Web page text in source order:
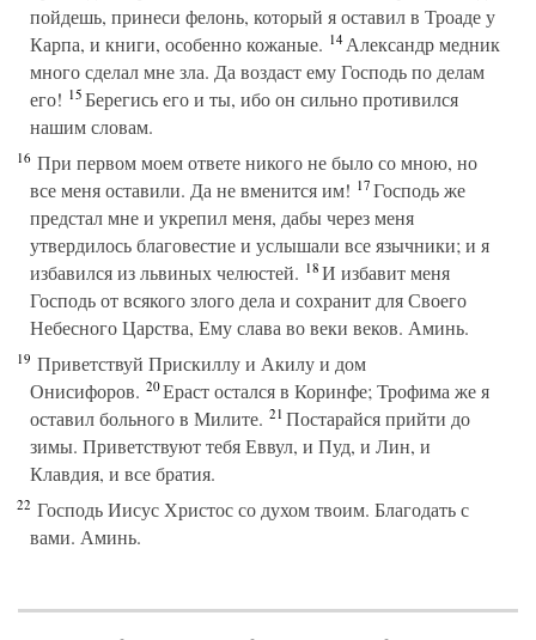
пойдешь, принеси фелонь, который я оставил в Троаде у
Карпа, и книги, особенно кожаные. 14Александр медник
много сделал мне зла. Да воздаст ему Господь по делам
его! 15Берегись его и ты, ибо он сильно противился
нашим словам.
16 При первом моем ответе никого не было со мною, но
все меня оставили. Да не вменится им! 17Господь же
предстал мне и укрепил меня, дабы через меня
утвердилось благовестие и услышали все язычники; и я
избавился из львиных челюстей. 18И избавит меня
Господь от всякого злого дела и сохранит для Своего
Небесного Царства, Ему слава во веки веков. Аминь.
19 Приветствуй Прискиллу и Акилу и дом
Онисифоров. 20Ераст остался в Коринфе; Трофима же я
оставил больного в Милите. 21Постарайся прийти до
зимы. Приветствуют тебя Еввул, и Пуд, и Лин, и
Клавдия, и все братия.
22 Господь Иисус Христос со духом твоим. Благодать с
вами. Аминь.